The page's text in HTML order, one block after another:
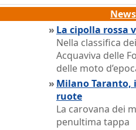
» La cipolla rossa
Nella classifica
Acquaviva delle
delle moto
» Milano Taranto,
ruote
La carovana dei
penultima tappa